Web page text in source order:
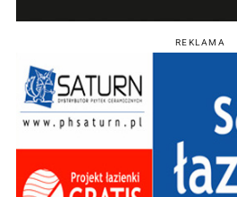
REKLAMA